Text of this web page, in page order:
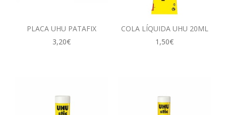
PLACA UHU PATAFIX
3,20€
COLA LÍQUIDA UHU 20ML
1,50€